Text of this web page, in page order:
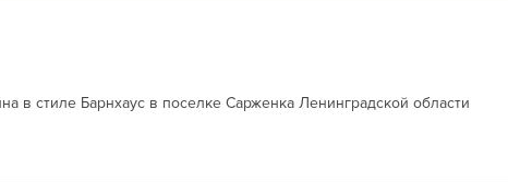
в стиле Барнхаус в поселке Сарженка Ленинградской области